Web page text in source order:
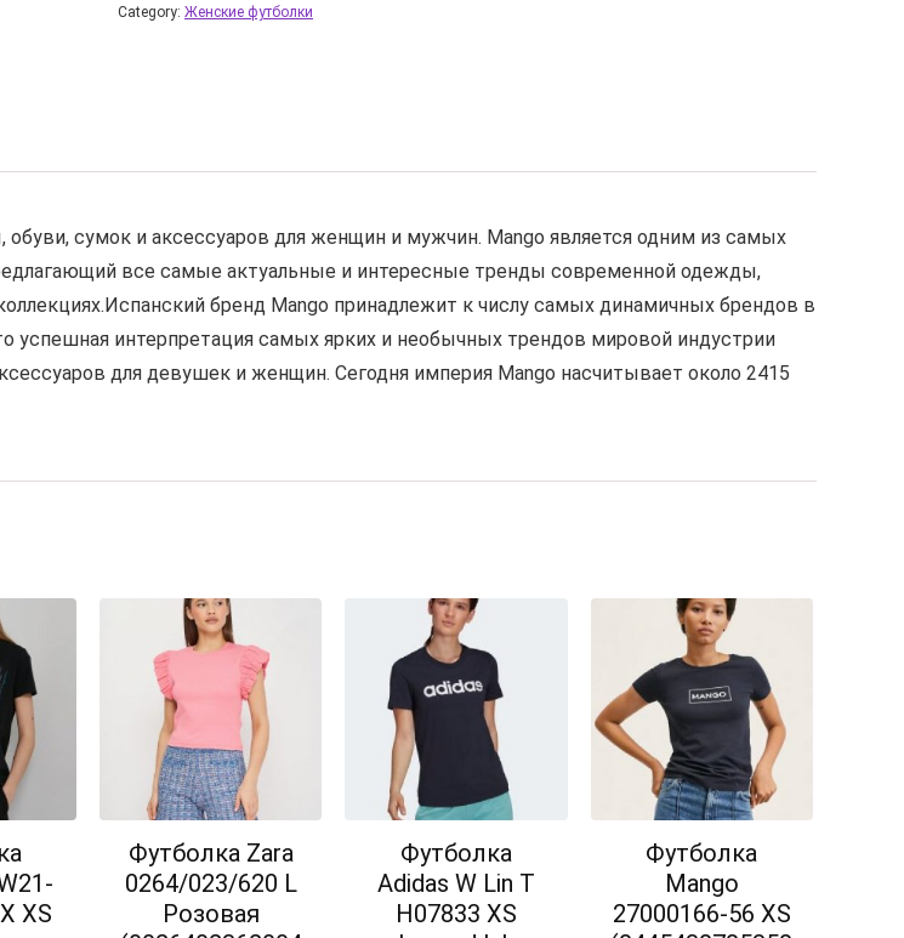
Category: Женские футболки
сумок и аксессуаров для женщин и мужчин. Mango является одним из самых
все самые актуальные и интересные тренды современной одежды,
бренд Mango принадлежит к числу самых динамичных брендов в
успешная интерпретация самых ярких и необычных трендов мировой индустрии
для девушек и женщин. Сегодня империя Mango насчитывает около 2415
XS
Футболка Zara
0264/023/620 L
Розовая
Футболка
Adidas W Lin T
H07833 XS
Футболка
Mango
27000166-56 XS